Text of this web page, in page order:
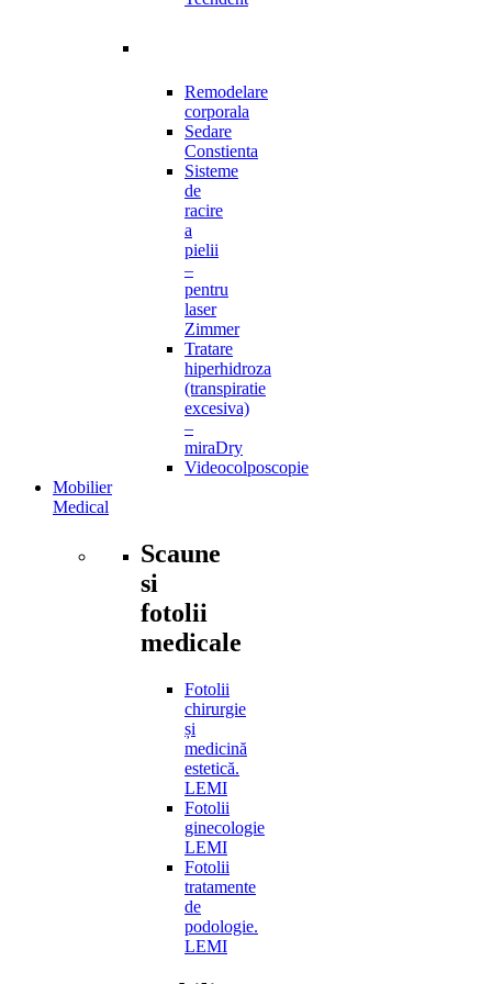
Remodelare
corporala
Sedare
Constienta
Sisteme
de
racire
a
pielii
–
pentru
laser
Zimmer
Tratare
hiperhidroza
(transpiratie
excesiva)
–
miraDry
Videocolposcopie
Mobilier
Medical
Scaune
si
fotolii
medicale
Fotolii
chirurgie
și
medicină
estetică.
LEMI
Fotolii
ginecologie
LEMI
Fotolii
tratamente
de
podologie.
LEMI